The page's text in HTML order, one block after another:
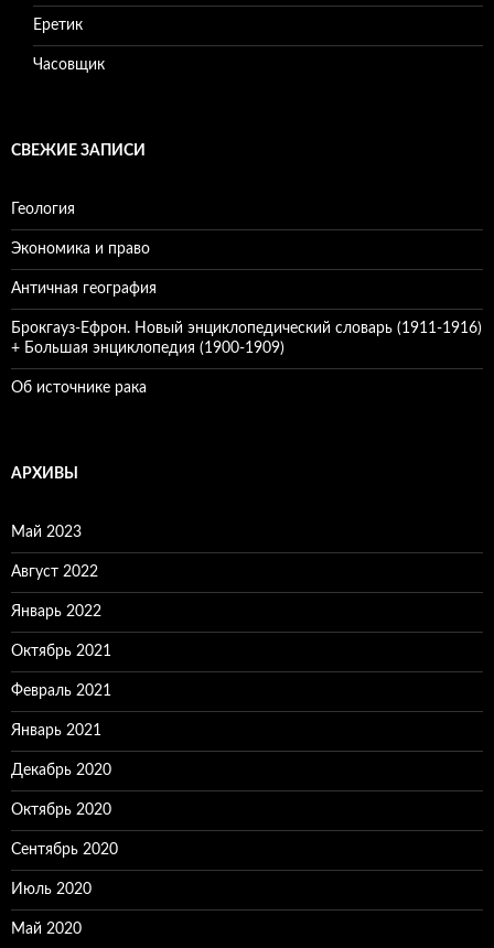
Еретик
Часовщик
СВЕЖИЕ ЗАПИСИ
Геология
Экономика и право
Античная география
Брокгауз-Ефрон. Новый энциклопедический словарь (1911-1916)
+ Большая энциклопедия (1900-1909)
Об источнике рака
АРХИВЫ
Май 2023
Август 2022
Январь 2022
Октябрь 2021
Февраль 2021
Январь 2021
Декабрь 2020
Октябрь 2020
Сентябрь 2020
Июль 2020
Май 2020